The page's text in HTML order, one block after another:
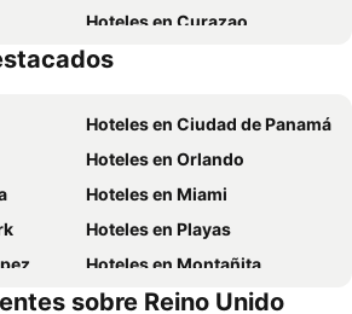
Hoteles en Curazao
Hoteles en Ecuador
Hoteles en Ciudad de Panamá
Hoteles en Orlando
Hoteles en Miami
Hoteles en Playas
Hoteles en Montañita
Hoteles en Madrid
sobre Reino Unido